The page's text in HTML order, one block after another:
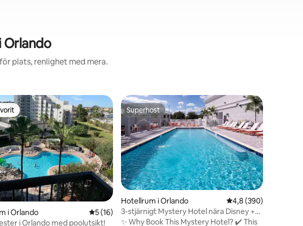
Orlando
plats, renlighet med mera.
betyg, 73 omdömen
i Orlando 5 av 5 i genomsnittligt betyg, 16 omdömen
5 (16)
i Orlando med poolutsikt!
Superhost
Superhost
Hotellrum i Orlando 4,8 av 5 i
4,8 (390)
3-stjärnigt Mystery Hotel nära Disney +
gratis buss
✨ Why Book This Mystery Hotel? ✔️ This